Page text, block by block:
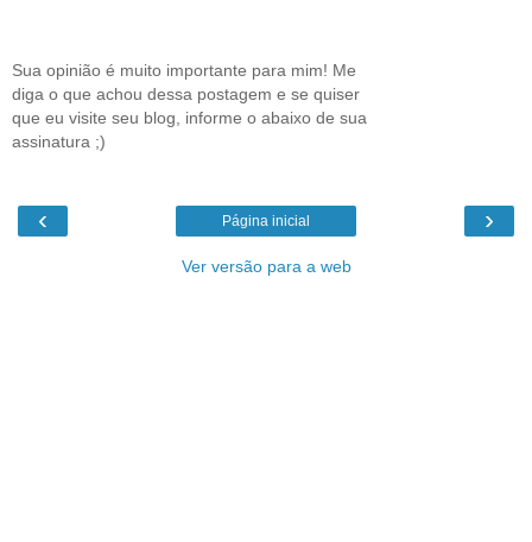
Sua opinião é muito importante para mim! Me
diga o que achou dessa postagem e se quiser
que eu visite seu blog, informe o abaixo de sua
assinatura ;)
‹ ›
Página inicial
Ver versão para a web